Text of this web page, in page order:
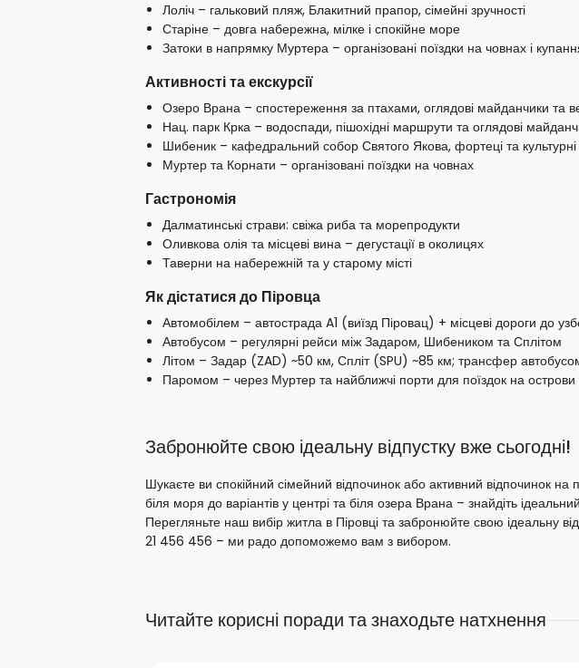
Лоліч – гальковий пляж, Блакитний прапор, сімейні зручності
Старіне – довга набережна, мілке і спокійне море
Затоки в напрямку Муртера – організовані поїздки на човнах і
Активності та екскурсії
Озеро Врана – спостереження за птахами, оглядові майданчики та
Нац. парк Крка – водоспади, пішохідні маршрути та оглядові
Шибеник – кафедральний собор Святого Якова, фортеці та культурні
Муртер та Корнати – організовані поїздки на човнах
Гастрономія
Далматинські страви: свіжа риба та морепродукти
Оливкова олія та місцеві вина – дегустації в околицях
Таверни на набережній та у старому місті
Як дістатися до Піровца
Автомобілем – автострада A1 (виїзд Піровац) + місцеві дороги до
Автобусом – регулярні рейси між Задаром, Шибеником та Сплітом
Літом – Задар (ZAD) ~50 км, Спліт (SPU) ~85 км; трансфер
Паромом – через Муртер та найближчі порти для поїздок на острови
Забронюйте свою ідеальну відпустку вже сьогодні!
Шукаєте ви спокійний сімейний відпочинок або активний відпочинок
біля моря до варіантів у центрі та біля озера Врана – знайдіть
Перегляньте наш вибір житла в Піровці та забронюйте свою ідеальну
21 456 456 – ми радо допоможемо вам з вибором.
Читайте корисні поради та знаходьте натхнення